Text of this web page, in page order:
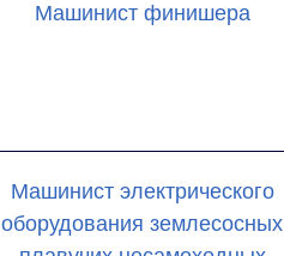
Машинист финишера
Машинист электрического
оборудования землесосных